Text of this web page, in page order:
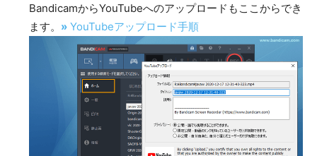
BandicamからYouTubeへのアップロードもここからでき
ます。 » YouTubeアップロード手順